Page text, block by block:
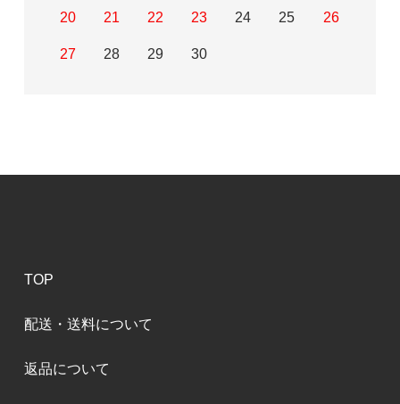
20 21 22 23 24 25 26
27 28 29 30
TOP
配送・送料について
返品について